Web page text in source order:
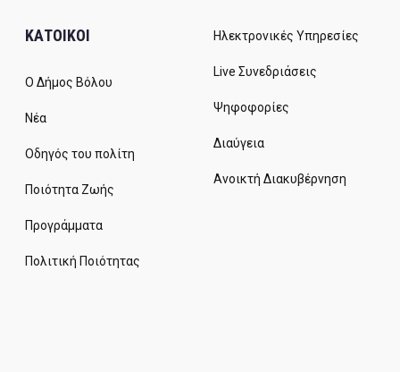
ΚΑΤΟΙΚΟΙ
Ο Δήμος Βόλου
Νέα
Οδηγός του πολίτη
Ποιότητα Ζωής
Προγράμματα
Πολιτική Ποιότητας
Ηλεκτρονικές Υπηρεσίες
Live Συνεδριάσεις
Ψηφοφορίες
Διαύγεια
Ανοικτή Διακυβέρνηση